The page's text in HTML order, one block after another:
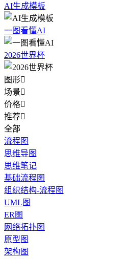
AI生成模板
一图看懂AI
2026世界杯
图形
场景
价格
推荐
全部
流程图
思维导图
思维笔记
基础流程图
组织结构-流程图
UML图
ER图
网络拓扑图
原型图
架构图